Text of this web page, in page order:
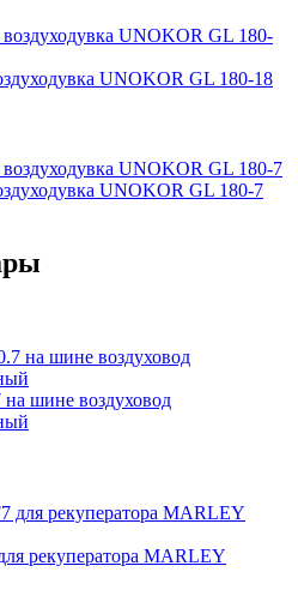
UNOKOR GL 180-18
UNOKOR GL 180-7
шине воздуховод
рекуператора MARLEY